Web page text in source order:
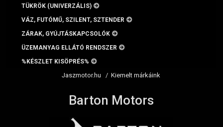
TÜKRÖK (UNIVERZÁLIS)
VÁZ, FUTÓMŰ, SZILENT, SZTENDER
ZÁRAK, GYÚJTÁSKAPCSOLÓK
ÜZEMANYAG ELLÁTÓ RENDSZER
%KÉSZLET KISÖPRÉS%
Jaszmotor.hu / Kiemelt márkáink
Barton Motors